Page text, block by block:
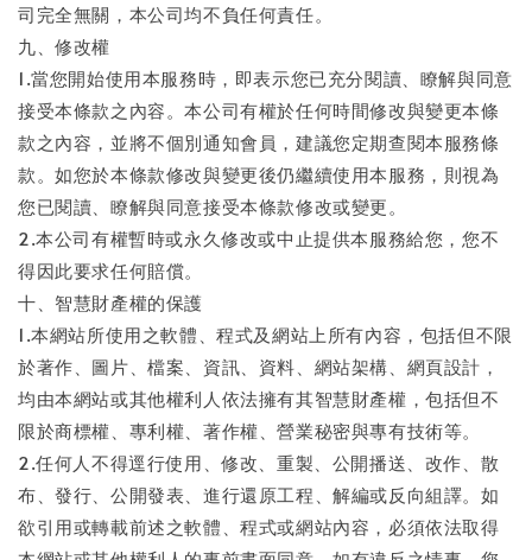
司完全無關，本公司均不負任何責任。
九、修改權
1.當您開始使用本服務時，即表示您已充分閱讀、瞭解與同意
接受本條款之內容。本公司有權於任何時間修改與變更本條
款之內容，並將不個別通知會員，建議您定期查閱本服務條
款。如您於本條款修改與變更後仍繼續使用本服務，則視為
您已閱讀、瞭解與同意接受本條款修改或變更。
2.本公司有權暫時或永久修改或中止提供本服務給您，您不
得因此要求任何賠償。
十、智慧財產權的保護
1.本網站所使用之軟體、程式及網站上所有內容，包括但不限
於著作、圖片、檔案、資訊、資料、網站架構、網頁設計，
均由本網站或其他權利人依法擁有其智慧財產權，包括但不
限於商標權、專利權、著作權、營業秘密與專有技術等。
2.任何人不得逕行使用、修改、重製、公開播送、改作、散
布、發行、公開發表、進行還原工程、解編或反向組譯。如
欲引用或轉載前述之軟體、程式或網站內容，必須依法取得